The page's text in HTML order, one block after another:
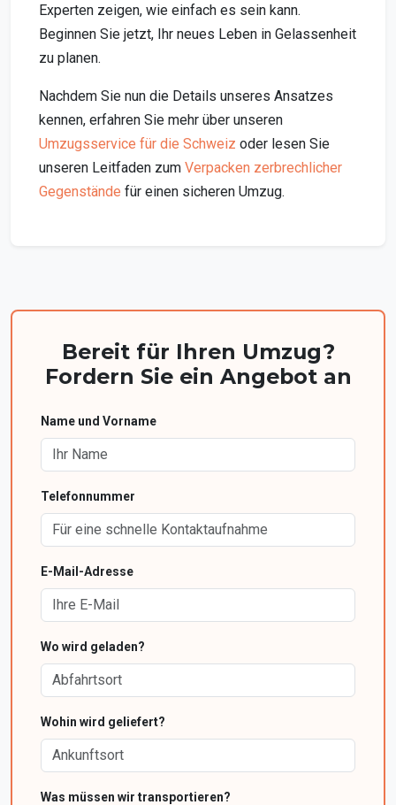
Experten zeigen, wie einfach es sein kann.
Beginnen Sie jetzt, Ihr neues Leben in Gelassenheit
zu planen.
Nachdem Sie nun die Details unseres Ansatzes
kennen, erfahren Sie mehr über unseren
Umzugsservice für die Schweiz oder lesen Sie
unseren Leitfaden zum Verpacken zerbrechlicher
Gegenstände für einen sicheren Umzug.
Bereit für Ihren Umzug?
Fordern Sie ein Angebot an
Name und Vorname
Telefonnummer
E-Mail-Adresse
Wo wird geladen?
Wohin wird geliefert?
Was müssen wir transportieren?